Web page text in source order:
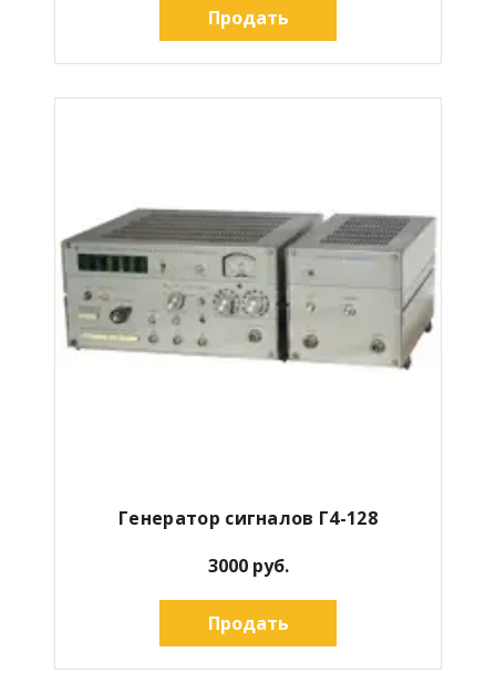
Продать
Генератор сигналов Г4-128
3000 руб.
Продать